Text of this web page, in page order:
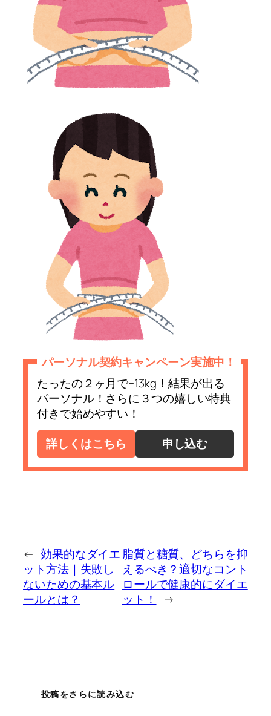
パーソナル契約キャンペーン実施中！
たったの２ヶ月で−13kg！結果が出る
パーソナル！さらに３つの嬉しい特典
付きで始めやすい！
詳しくはこちら
申し込む
← 効果的なダイエ
ット方法｜失敗し
ないための基本ル
ールとは？
脂質と糖質、どちらを抑
えるべき？適切なコント
ロールで健康的にダイエ
ット！
→
投稿をさらに読み込む